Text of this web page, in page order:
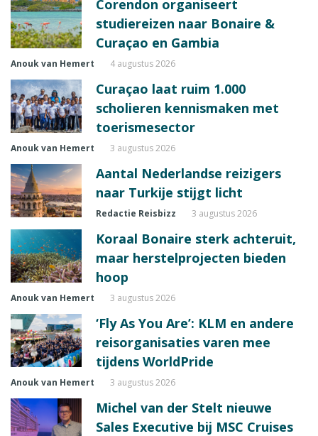
Corendon organiseert
studiereizen naar Bonaire &
Curaçao en Gambia
Anouk van Hemert 4 augustus 2026
Curaçao laat ruim 1.000
scholieren kennismaken met
toerismesector
Anouk van Hemert 3 augustus 2026
Aantal Nederlandse reizigers
naar Turkije stijgt licht
Redactie Reisbizz 3 augustus 2026
Koraal Bonaire sterk achteruit,
maar herstelprojecten bieden
hoop
Anouk van Hemert 3 augustus 2026
‘Fly As You Are’: KLM en andere
reisorganisaties varen mee
tijdens WorldPride
Anouk van Hemert 3 augustus 2026
Michel van der Stelt nieuwe
Sales Executive bij MSC Cruises